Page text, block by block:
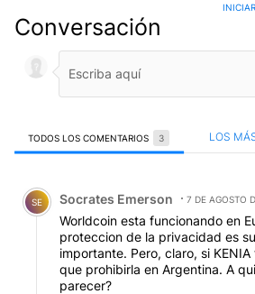
Conversación
TODOS LOS COMENTARIOS 3 LOS
Comentario de Socrates Emerson.
SE Socrates Emerson 7 DE AGOSTO
Worldcoin esta funcionando en
proteccion de la privacidad es
importante. Pero, claro, si
que prohibirla en Argentina. A
parecer?